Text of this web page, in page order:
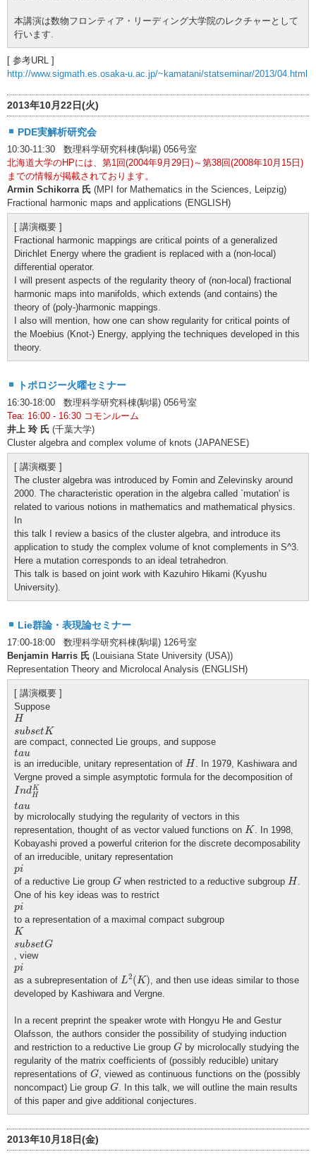
本講演は数物フロンティア・リーディング大学院のレクチャーとして
行います.
[ 参考URL ]
http://www.sigmath.es.osaka-u.ac.jp/~kamatani/statseminar/2013/04.html
2013年10月22日(火)
PDE実解析研究会
10:30-11:30 数理科学研究科棟(駒場) 056号室
北海道大学のHPには、第1回(2004年9月29日)～第38回(2008年10月15日)
までの情報が掲載されております。
Armin Schikorra 氏 (MPI for Mathematics in the Sciences, Leipzig)
Fractional harmonic maps and applications (ENGLISH)
[ 講演概要 ]
Fractional harmonic mappings are critical points of a generalized
Dirichlet Energy where the gradient is replaced with a (non-local)
differential operator.
I will present aspects of the regularity theory of (non-local) fractional
harmonic maps into manifolds, which extends (and contains) the
theory of (poly-)harmonic mappings.
I also will mention, how one can show regularity for critical points of
the Moebius (Knot-) Energy, applying the techniques developed in this
theory.
トポロジー火曜セミナー
16:30-18:00 数理科学研究科棟(駒場) 056号室
Tea: 16:00 - 16:30 コモンルーム
井上 玲 氏 (千葉大学)
Cluster algebra and complex volume of knots (JAPANESE)
[ 講演概要 ]
The cluster algebra was introduced by Fomin and Zelevinsky around
2000. The characteristic operation in the algebra called `mutation' is
related to various notions in mathematics and mathematical physics.
In
this talk I review a basics of the cluster algebra, and introduce its
application to study the complex volume of knot complements in S^3.
Here a mutation corresponds to an ideal tetrahedron.
This talk is based on joint work with Kazuhiro Hikami (Kyushu
University).
Lie群論・表現論セミナー
17:00-18:00 数理科学研究科棟(駒場) 126号室
Benjamin Harris 氏 (Louisiana State University (USA))
Representation Theory and Microlocal Analysis (ENGLISH)
[ 講演概要 ]
Suppose
H
subset K
Hsubse
are compact, connected Lie groups, and suppose
tau
tau
is an irreducible, unitary representation of H
H. In 1979, Kashiwara and
Vergne proved a simple asymptotic formula for the decomposition of
Ind K
H
tau
IndHK tau
by microlocally studying the regularity of vectors in this
representation, thought of as vector valued functions on K
K . In 1998,
Kobayashi proved a powerful criterion for the discrete decomposability
of an irreducible, unitary representation
pi
pi
of a reductive Lie group G
G when restricted to a reductive subgroup H
H.
One of his key ideas was to restrict
pi
p
to a representation of a maximal compact subgroup
K
subsetG
Ksu bsetG
, view
pi
p i
as a subrepresentation of L2( K)
L2(K)
, and then use ideas similar to those
developed by Kashiwara and Vergne.
In a recent preprint the speaker wrote with Hongyu He and Gestur
Olafsson, the authors consider the possibility of studying induction
and restriction to a reductive Lie group G
G by microlocally studying the
regularity of the matrix coefficients of (possibly reducible) unitary
representations of G
G , viewed as continuous functions on the (possibly
noncompact) Lie group G
G . In this talk, we will outline the main results
of this paper and give additional conjectures.
2013年10月18日(金)